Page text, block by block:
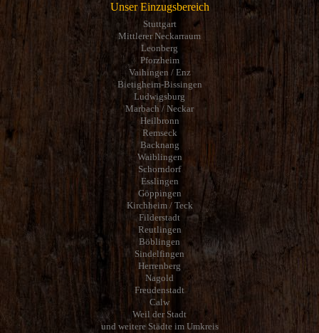
Unser Einzugsbereich
Stuttgart
Mittlerer Neckarraum
Leonberg
Pforzheim
Vaihingen / Enz
Bietigheim-Bissingen
Ludwigsburg
Marbach / Neckar
Heilbronn
Remseck
Backnang
Waiblingen
Schorndorf
Esslingen
Göppingen
Kirchheim / Teck
Filderstadt
Reutlingen
Böblingen
Sindelfingen
Herrenberg
Nagold
Freudenstadt
Calw
Weil der Stadt
und weitere Städte im Umkreis